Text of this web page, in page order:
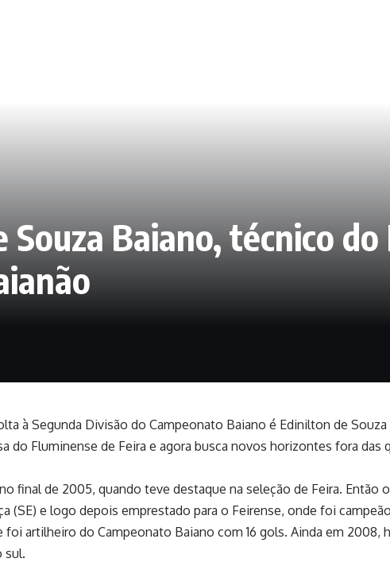
Baiano, técnico
à Segunda Divisão do Campeonato Baiano é Edinilton de
do Fluminense de Feira e agora busca novos horizontes fora das
final de 2005, quando teve destaque na seleção de Feira. Então
(SE) e logo depois emprestado para o Feirense, onde foi
artilheiro do Campeonato Baiano com 16 gols. Ainda em 2008,
sul.